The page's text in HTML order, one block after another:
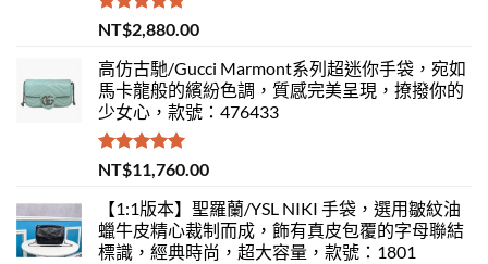
評分 5.00
滿分 5
NT$2,880.00
高仿古馳/Gucci Marmont系列超迷你手袋，宛如
馬卡龍般的繽紛色調，質感完美呈現，撩撥你的
少女心，款號：476433
評分5.00
滿分 5
NT$11,760.00
【1:1版本】聖羅蘭/YSL NIKI 手袋，選用皺紋油
蠟牛皮精心裁制而成，飾有真皮包覆的字母聯結
標識，經典時尚，超大容量，款號：1801